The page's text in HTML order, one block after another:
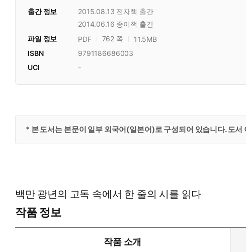
출간 정보 2015.08.13 전자책 출간
2014.06.16 종이책 출간
파일 정보 PDF 762 쪽 11.5MB
ISBN
9791186686003
UCI
-
* 본 도서는 본문이 일부 외국어(일본어)로 구성되어 있습니다. 도
백만 광년의 고독 속에서 한 줄의 시를 읽다
작품 정보
작품 소개